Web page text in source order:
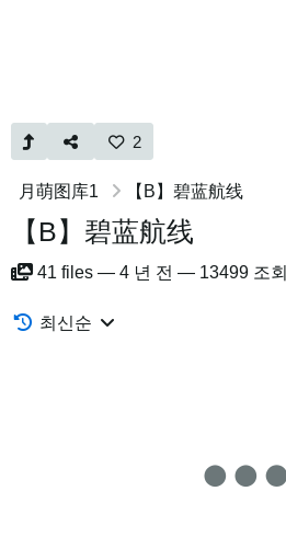
2
月萌图库1 【B】碧蓝航线
【B】碧蓝航线
41 files — 4 년 전 — 13499 조회
최신순